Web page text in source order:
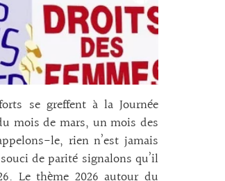
se greffent à la Journée
mois de mars, un mois des
le, rien n’est jamais
de parité signalons qu’il